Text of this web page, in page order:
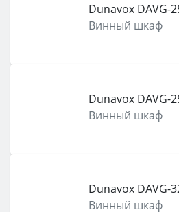
Dunavox DAVG-
Винный шкаф
Dunavox DAVG-
Винный шкаф
Dunavox DAVG-
Винный шкаф